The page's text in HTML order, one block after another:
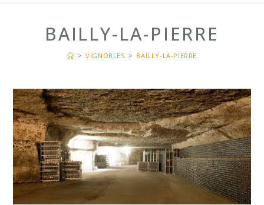
BAILLY-LA-PIERRE
> VIGNOBLES > BAILLY-LA-PIERRE